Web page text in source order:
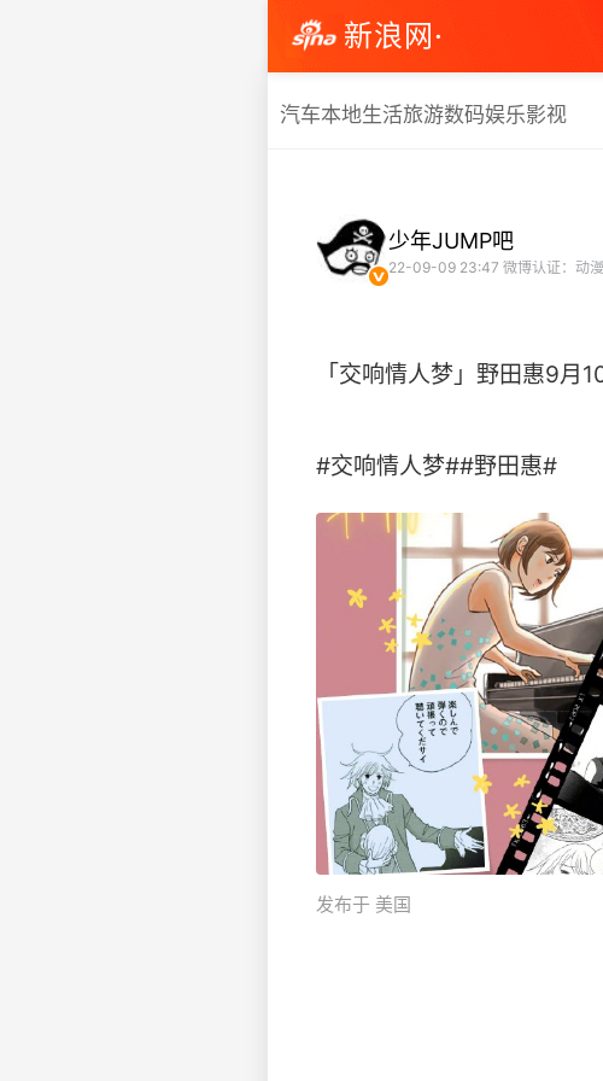
新浪网·
汽车本地生活旅游数码娱乐影视
少年JUMP吧
22-09-09 23:47 微博认证：动
「交响情人梦」野田惠9月
#交响情人梦##野田惠# ​
发布于 美国